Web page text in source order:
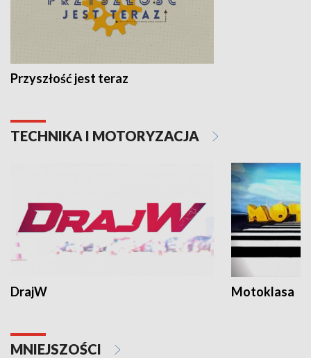
Przyszłość jest teraz
TECHNIKA I MOTORYZACJA
DrajW Motoklasa
MNIEJSZOŚCI